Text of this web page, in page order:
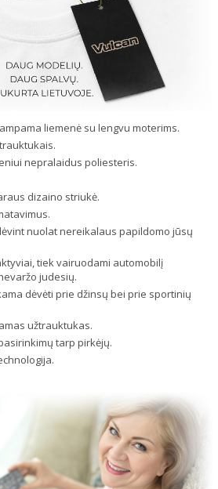
liemenė su lengvu moterims.
nepralaidus poliesteris.
dizaino striukė.
nuolat nereikalaus papildomo jūsų
tiek vairuodami automobilį
judesių.
dėvėti prie džinsų bei prie sportinių
užtrauktukas.
tarp pirkėjų.